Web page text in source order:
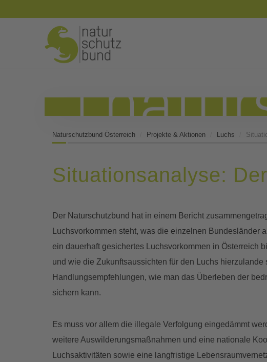
Naturschutzbund Österreich Projekte & Aktionen Luchs
Situationsanalyse:
Der Naturschutzbund hat in einem Bericht
Luchsvorkommen steht, was die einzelnen Bundesländer
ein dauerhaft gesichertes Luchsvorkommen in Österreich
und wie die Zukunftsaussichten für den Luchs hierzulande
Handlungsempfehlungen, wie man das Überleben der
sichern kann.
Es muss vor allem die illegale Verfolgung eingedämmt
weitere Auswilderungsmaßnahmen und eine nationale
Luchsaktivitäten sowie eine langfristige